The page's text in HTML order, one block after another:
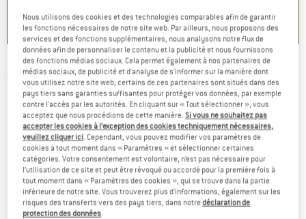
5,0(2)
DAKINE -Blazer Glove - Gants
(0)
Nous utilisons des cookies et des technologies comparables afin de garantir
les fonctions nécessaires de notre site web. Par ailleurs, nous proposons des
services et des fonctions supplémentaires, nous analysons notre flux de
données afin de personnaliser le contenu et la publicité et nous fournissons
des fonctions médias sociaux. Cela permet également à nos partenaires de
médias sociaux, de publicité et d'analyse de s'informer sur la manière dont
vous utilisez notre site web; certains de ces partenaires sont situés dans des
pays tiers sans garanties suffisantes pour protéger vos données, par exemple
contre l'accès par les autorités. En cliquant sur « Tout sélectionner », vous
acceptez que nous procédions de cette manière.Si vous ne souhaitez pas
accepter les cookies à l’exception des cookies techniquement nécessaires,
veuillez cliquer ici. Cependant, vous pouvez modifier vos paramètres de
cookies à tout moment dans « Paramètres » et sélectionner certaines
catégories. Votre consentement est volontaire, n’est pas nécessaire pour
l’utilisation de ce site et peut être révoqué ou accordé pour la première fois à
tout moment dans « Paramètres des cookies », qui se trouve dans la partie
inférieure de notre site. Vous trouverez plus d'informations, également sur les
risques des transferts vers des pays tiers, dans notredéclaration de
protection des données.